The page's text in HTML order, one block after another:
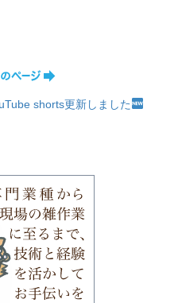
shorts更新しました